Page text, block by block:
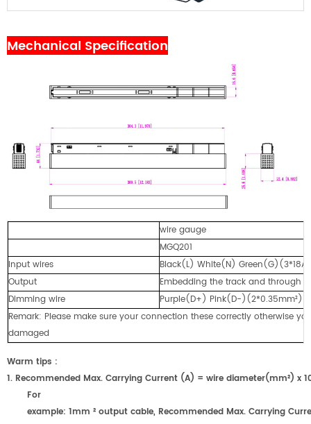
Mechanical Specification
wire gauge
MGQ201
Input wires
Black(L) White(N)
Output
Embedding the track and through
Dimming wire
Purple(D+) Pink(D-)(2*0.35mm²)
Remark: Please make sure your connection these correctly otherwise
damaged
Warm tips :
1. Recommended Max. Carrying Current (A) = wire diameter(mm²) x
For
example: 1mm ² output cable, Recommended Max. Carrying